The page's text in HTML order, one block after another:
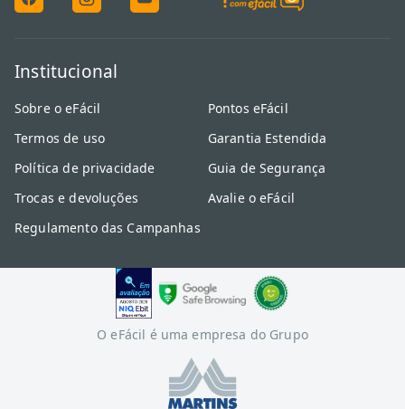
Institucional
Sobre o eFácil
Termos de uso
Política de privacidade
Trocas e devoluções
Regulamento das Campanhas
Pontos eFácil
Garantia Estendida
Guia de Segurança
Avalie o eFácil
O eFácil é uma empresa do Grupo